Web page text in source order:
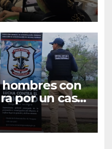
con
por un caso